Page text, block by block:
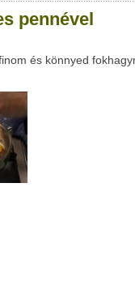
Digg
pennével
és könnyed